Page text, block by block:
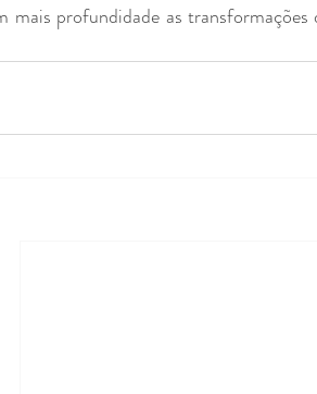
mais profundidade as transformações